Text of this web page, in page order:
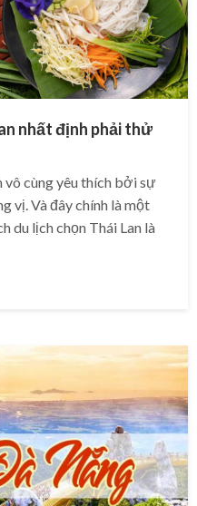
nhất định phải thử
cùng yêu thích bởi sự
vị. Và đây chính là một
du lịch chọn Thái Lan là